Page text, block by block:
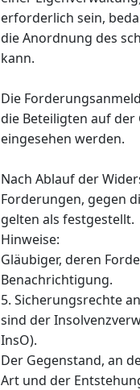
erforderlich sein,
die Anordnung des
kann.
Die
die Beteiligten auf der
eingesehen werden.
Nach Ablauf der
Forderungen, gegen
gelten als festgestellt.
Hinweise:
Gläubiger, deren
Benachrichtigung.
5. Sicherungsrechte
sind der
InsO).
Der Gegenstand, an
Art und der